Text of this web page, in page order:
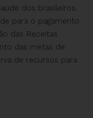
dos brasileiros.
para o pagamento
das Receitas
das metas de
de recursos para